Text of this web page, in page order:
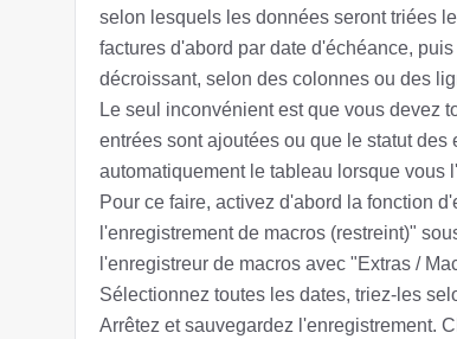
selon lesquels les données seront triées
factures d'abord par date d'échéance,
décroissant, selon des colonnes ou des
Le seul inconvénient est que vous devez
entrées sont ajoutées ou que le statut
automatiquement le tableau lorsque vous
Pour ce faire, activez d'abord la fonction
l'enregistrement de macros (restreint)"
l'enregistreur de macros avec "Extras /
Sélectionnez toutes les dates, triez-les
Arrêtez et sauvegardez l'enregistrement.